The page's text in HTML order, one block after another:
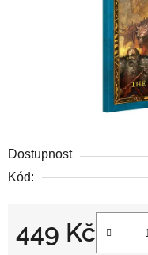
Dostupnost
Kód:
449 Kč